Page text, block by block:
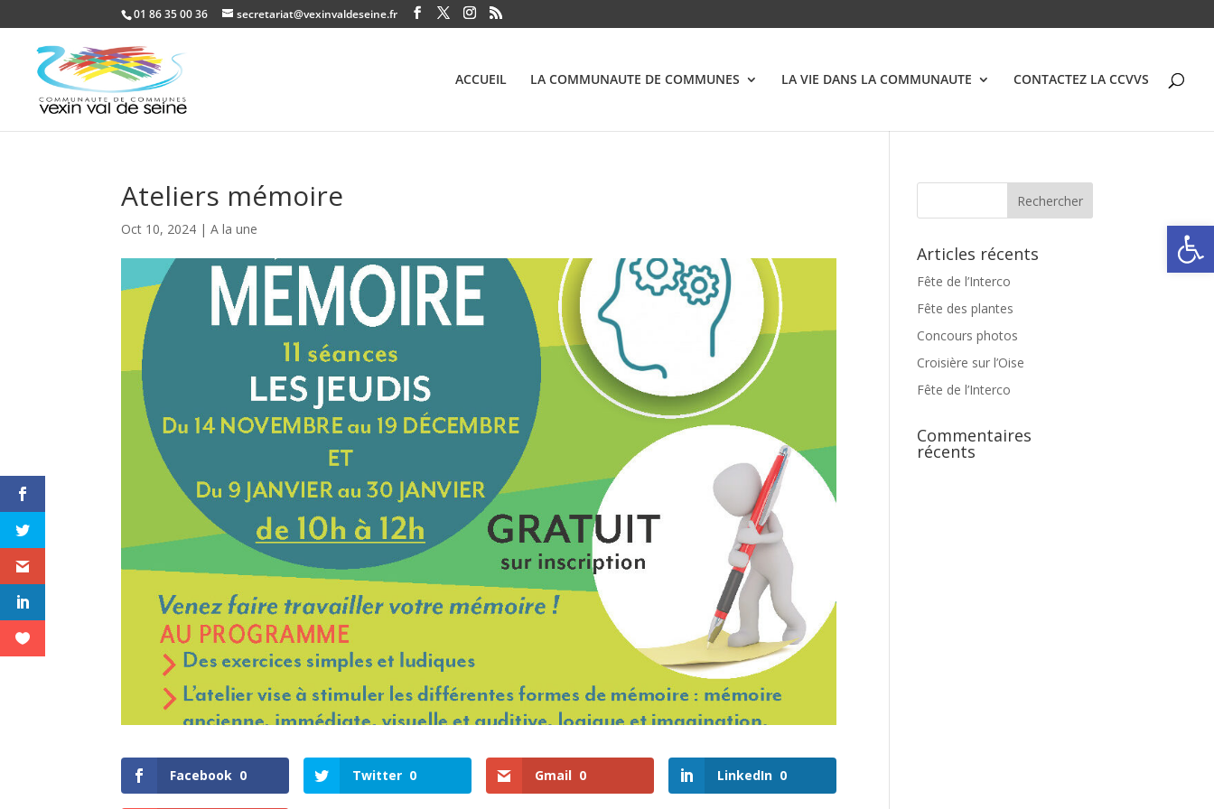
Ouvrir
01 86 35 00 36 secretariat@vexinvaldeseine.fr
ACCUEIL LA COMMUNAUTE DE COMMUNES LA VIE DANS LA COMMUNAUTE CONTACTEZ LA CCVVS
Ateliers mémoire
Oct 10, 2024 |A la une
Facebook 0 Twitter 0 Gmail 0 LinkedIn 0
Articles récents
Fête de l’Interco
Fête des plantes
Concours photos
Croisière sur l’Oise
Fête de l’Interco
Commentaires
récents